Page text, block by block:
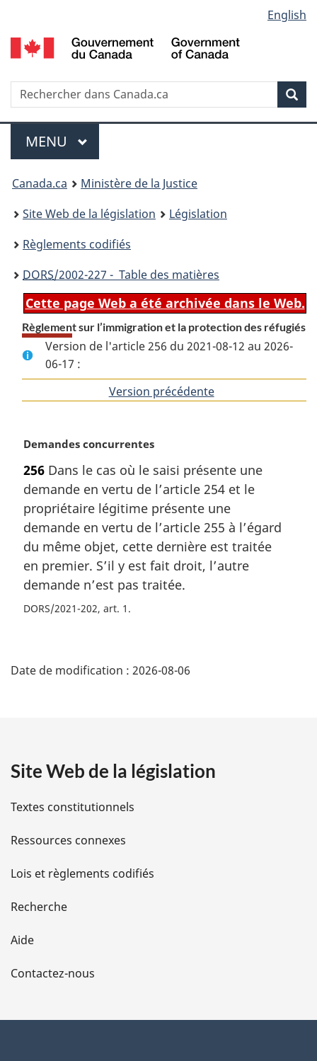
au
contenu
propos
de
la
HTML
simplifiée
selection
English
Recherche
Menu
MENU PRINCIPAL
You
are
here:
Canada.ca
Ministère de la Justice
Site Web de la législation
Législation
Règlements codifiés
DORS/2002-227 - Table des matières
Cette page Web a été archivée dans le Web.
Règlement sur l’immigration et la protection des réfugiés
Version de l'article 256 du 2021-08-12 au 2026-
06-17 :
Version précédentede
N
t
e
m
a
g
i
n
l
Demandes concurrentes
256 Dans le cas où le saisi présente une
demande en vertu de l’article 254 et le
propriétaire légitime présente une
demande en vertu de l’article 255 à l’égard
du même objet, cette dernière est traitée
en premier. S’il y est fait droit, l’autre
demande n’est pas traitée.
DORS/2021-202, art. 1
é
i
l
s
d
e
l
a
Date de modification : 2026-08-06
Site Web de la législation
Textes constitutionnels
Ressources connexes
Lois et règlements codifiés
Recherche
Aide
Contactez-nous